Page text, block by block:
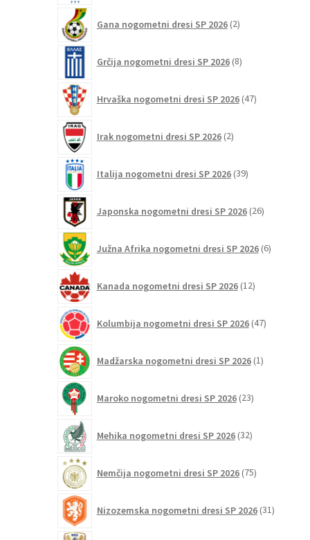
Gana nogometni dresi SP 2026 2izdelka
Grčija nogometni dresi SP 2026 8izdelkov
Hrvaška nogometni dresi SP 2026 47izdelkov
Irak nogometni dresi SP 2026 2izdelka
Italija nogometni dresi SP 2026 39izdelkov
Japonska nogometni dresi SP 2026 26izdelkov
Južna Afrika nogometni dresi SP 2026 6izdelkov
Kanada nogometni dresi SP 2026 12izdelkov
Kolumbija nogometni dresi SP 2026 47izdelkov
Madžarska nogometni dresi SP 2026 1izdelek
Maroko nogometni dresi SP 2026 23izdelkov
Mehika nogometni dresi SP 2026 32izdelkov
Nemčija nogometni dresi SP 2026 75izdelkov
Nizozemska nogometni dresi SP 2026 31izdelkov